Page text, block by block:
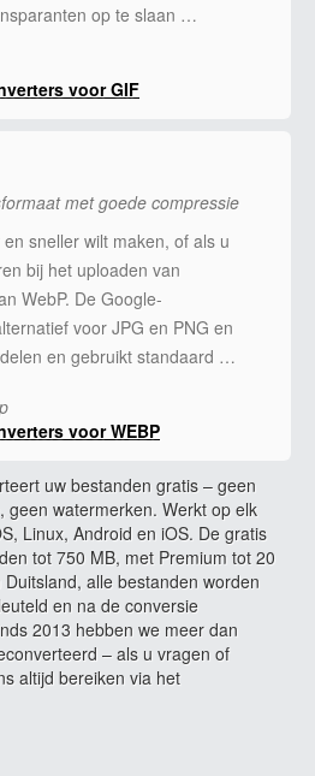
op te slaan …
voor GIF
met goede compressie
sneller wilt maken, of als u
bij het uploaden van
WebP. De Google-
voor JPG en PNG en
en gebruikt standaard …
voor WEBP
uw bestanden gratis – geen
geen watermerken. Werkt op elk
Linux, Android en iOS. De gratis
tot 750 MB, met Premium tot 20
alle bestanden worden
en na de conversie
2013 hebben we meer dan
– als u vragen of
altijd bereiken via het